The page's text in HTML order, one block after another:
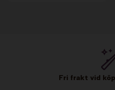
Fri frakt vid